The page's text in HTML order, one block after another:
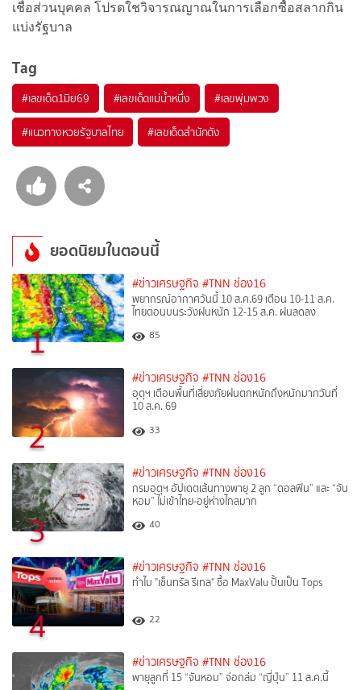
เชื่อส่วนบุคคล โปรดใชวิจารณญาณในการเลือกซื้อสลากกิน
แบ่งรัฐบาล
Tag
#เลขเด็ด1มิย69 #เลขเด็ดแม่น้ำหนึ่ง #เลขพุ่มพวง
#แนวทางหวยรัฐบาลไทย #เลขเด็ดสำนักดัง
ยอดนิยมในตอนนี้
1
#ข่าวเศรษฐกิจ #TNN ช่อง16
พยากรณ์อากาศวันนี้ 10 ส.ค.69 เตือน 10-11 ส.ค.
ไทยตอนบนระวังฝนหนัก 12-15 ส.ค. ฝนลดลง
85
2
#ข่าวเศรษฐกิจ #TNN ช่อง16
อุตุฯ เตือนพื้นที่เสี่ยงภัยฝนตกหนักถึงหนักมากวันที่
10 ส.ค. 69
33
3
#ข่าวเศรษฐกิจ #TNN ช่อง16
กรมอุตุฯ อัปเดตเส้นทางพายุ 2 ลูก “ดอลฟิน” และ “จัน
หอม” ไม่เข้าไทย-อยู่ห่างไกลมาก
40
4
#ข่าวเศรษฐกิจ #TNN ช่อง16
ทำไม "เซ็นทรัล รีเทล" ซื้อ MaxValu ปั้นเป็น Tops
22
#ข่าวเศรษฐกิจ #TNN ช่อง16
พายุลูกที่ 15 “จันหอม” จ่อถล่ม “ญี่ปุ่น” 11 ส.ค.นี้